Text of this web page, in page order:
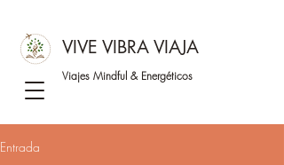
VIVE VIBRA VIAJA
Viajes Mindful & Energéticos
Entrada